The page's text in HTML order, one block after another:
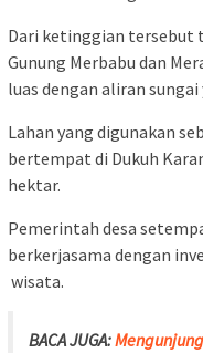
Dari ketinggian tersebut
Gunung Merbabu dan
luas dengan aliran sungai
Lahan yang digunakan
bertempat di Dukuh
hektar.
Pemerintah desa
berkerjasama dengan
wisata.
BACA JUGA: